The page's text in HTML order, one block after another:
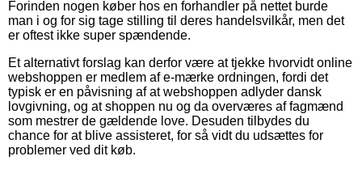
Forinden nogen køber hos en forhandler på nettet burde
man i og for sig tage stilling til deres handelsvilkår, men det
er oftest ikke super spændende.
Et alternativt forslag kan derfor være at tjekke hvorvidt online
webshoppen er medlem af e-mærke ordningen, fordi det
typisk er en påvisning af at webshoppen adlyder dansk
lovgivning, og at shoppen nu og da overværes af fagmænd
som mestrer de gældende love. Desuden tilbydes du
chance for at blive assisteret, for så vidt du udsættes for
problemer ved dit køb.